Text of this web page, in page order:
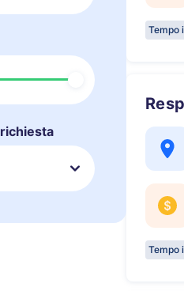
Tempo
Tempo